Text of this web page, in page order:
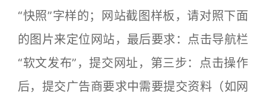
“快照”字样的；网站截图样板，请对照下面
的图片来定位网站，最后要求：点击导航栏
“软文发布”，提交网址，第三步：点击操作
后，提交广告商要求中需要提交资料（如网